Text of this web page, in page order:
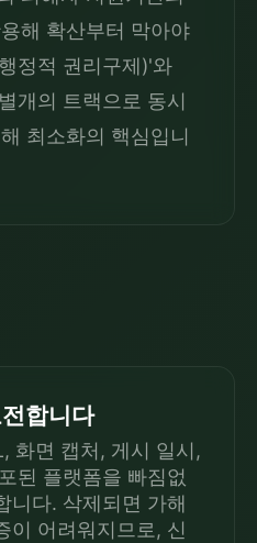
해 확산부터 막아야
정적 권리구제)'와
개의 트랙으로 동시
최소화의 핵심입니
합니다
화면 캡처, 게시 일시,
된 플랫폼을 빠짐없
니다. 삭제되면 가해
이 어려워지므로, 신